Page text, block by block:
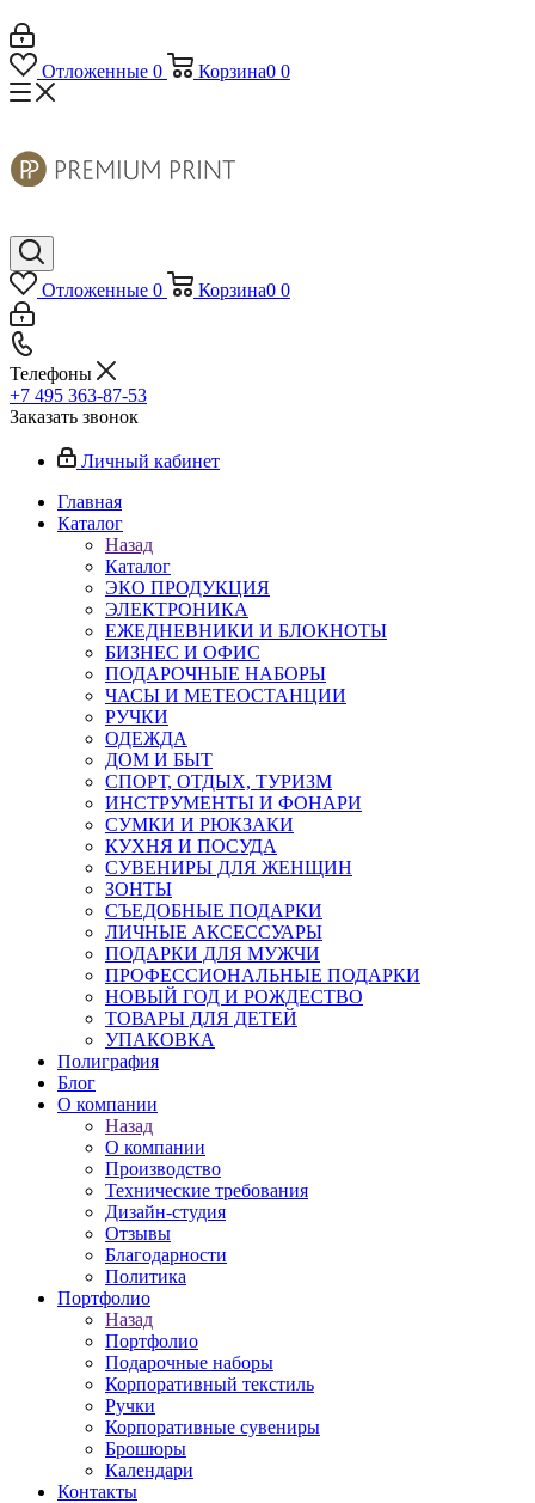
Отложенные 0 Корзина0 0
Отложенные 0 Корзина0 0
Телефоны
+7 495 363-87-53
Заказать звонок
Личный кабинет
Главная
Каталог
Назад
Каталог
ЭКО ПРОДУКЦИЯ
ЭЛЕКТРОНИКА
ЕЖЕДНЕВНИКИ И БЛОКНОТЫ
БИЗНЕС И ОФИС
ПОДАРОЧНЫЕ НАБОРЫ
ЧАСЫ И МЕТЕОСТАНЦИИ
РУЧКИ
ОДЕЖДА
ДОМ И БЫТ
СПОРТ, ОТДЫХ, ТУРИЗМ
ИНСТРУМЕНТЫ И ФОНАРИ
СУМКИ И РЮКЗАКИ
КУХНЯ И ПОСУДА
СУВЕНИРЫ ДЛЯ ЖЕНЩИН
ЗОНТЫ
СЪЕДОБНЫЕ ПОДАРКИ
ЛИЧНЫЕ АКСЕССУАРЫ
ПОДАРКИ ДЛЯ МУЖЧИ
ПРОФЕССИОНАЛЬНЫЕ ПОДАРКИ
НОВЫЙ ГОД И РОЖДЕСТВО
ТОВАРЫ ДЛЯ ДЕТЕЙ
УПАКОВКА
Полиграфия
Блог
О компании
Назад
О компании
Производство
Технические требования
Дизайн-студия
Отзывы
Благодарности
Политика
Портфолио
Назад
Портфолио
Подарочные наборы
Корпоративный текстиль
Ручки
Корпоративные сувениры
Брошюры
Календари
Контакты